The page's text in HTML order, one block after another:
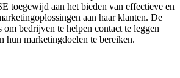
toegewijd aan het bieden van effectieve en
aan haar klanten. De
bedrijven te helpen contact te leggen
hun marketingdoelen te bereiken.